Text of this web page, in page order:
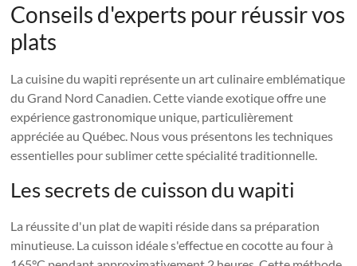
Conseils d'experts pour réussir vos
plats
La cuisine du wapiti représente un art culinaire emblématique
du Grand Nord Canadien. Cette viande exotique offre une
expérience gastronomique unique, particulièrement
appréciée au Québec. Nous vous présentons les techniques
essentielles pour sublimer cette spécialité traditionnelle.
Les secrets de cuisson du wapiti
La réussite d'un plat de wapiti réside dans sa préparation
minutieuse. La cuisson idéale s'effectue en cocotte au four à